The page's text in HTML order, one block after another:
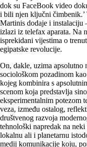
dok su FaceBook video
i bili njen ključni
Martinis dodaje i instalaciju
izlazi iz telefax aparata. Na
isprekidani vijestima o
egipatske revolucije.
On, dakle, uzima apsolutno
sociološkom pozadinom
kojeg kombinira s
scenom koja predstavlja
eksperimentalnim potezom
veza, između ostalog,
društvenog razvoja
tehnološki napredak na
lokalnu ali i planetarnu
medij komunikacije koju,